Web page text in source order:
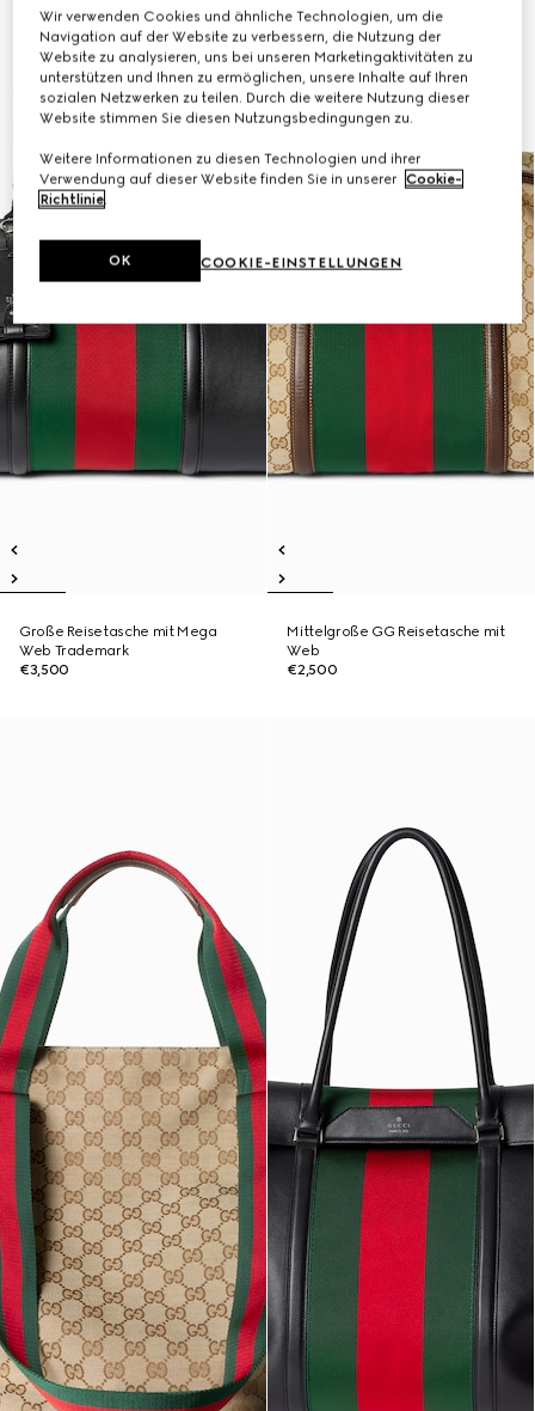
Große Reisetasche mit Mega
Web Trademark
€3,500
Mittelgroße GG Reisetasche mit
Web
€2,500
Wir verwenden Cookies und ähnliche Technologien, um die
Navigation auf der Website zu verbessern, die Nutzung der
Website zu analysieren, uns bei unseren Marketingaktivitäten zu
unterstützen und Ihnen zu ermöglichen, unsere Inhalte auf Ihren
sozialen Netzwerken zu teilen. Durch die weitere Nutzung dieser
Website stimmen Sie diesen Nutzungsbedingungen zu.
Weitere Informationen zu diesen Technologien und ihrer
Verwendung auf dieser Website finden Sie in unserer Cookie-
Richtlinie.
COOKIE-EINSTELLUNGEN
OK